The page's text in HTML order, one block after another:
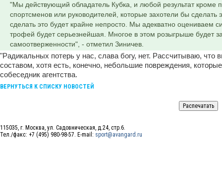
"Мы действующий обладатель Кубка, и любой результат кроме
спортсменов или руководителей, которые захотели бы сделать
сделать это будет крайне непросто. Мы адекватно оцениваем
трофей будет серьезнейшая. Многое в этом розыгрыше будет
самоотверженности", - отметил Зиничев.
"Радикальных потерь у нас, слава богу, нет. Рассчитываю,
составом, хотя есть, конечно, небольшие повреждения,
собеседник агентства.
ВЕРНУТЬСЯ К СПИСКУ НОВОСТЕЙ
115035, г. Москва, ул. Садовническая, д.24, стр.6.
Тел./факс: +7 (495) 980-98-57. E-mail: sport@avangard.ru